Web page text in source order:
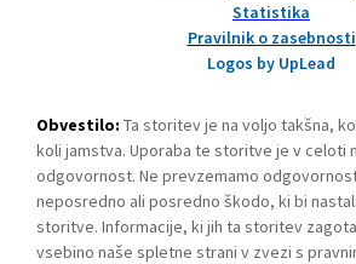
Statistika
Pravilnik o zasebnosti
Logos by UpLead
Obvestilo: Ta storitev je na voljo takšna,
koli jamstva. Uporaba te storitve je v celoti
odgovornost. Ne prevzemamo
neposredno ali posredno škodo, ki bi
storitve. Informacije, ki jih ta storitev
vsebino naše spletne strani v zvezi s